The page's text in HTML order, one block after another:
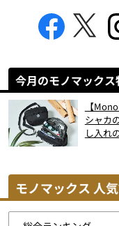
今月のモノマック
【
シャカ
し入れ
モノマックス 人